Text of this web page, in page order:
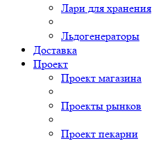
Лари для хранения
Льдогенераторы
Доставка
Проект
Проект магазина
Проекты рынков
Проект пекарни